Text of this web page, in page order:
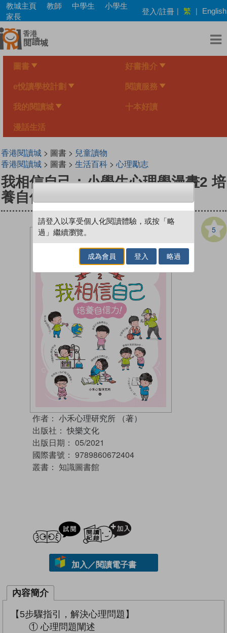
Skip
main
content
教城主頁 教師 中學生
小學生
家長
登入/註冊 | 繁 | English
圖書 好書推介
e悅讀學校計劃 閱讀服務
我的閱讀城 十本好讀
漫話生活
香港閱讀城> 圖書 > 兒童讀物
香港閱讀城> 圖書 > 生活百科> 心理勵志
我相信自己：小學生心理學漫畫2 培
養自信力！
5
作者： 小禾心理研究所 （著）
出版社： 快樂文化
出版日期： 05/2021
國際書號： 9789860672404
叢書： 知識圖書館
試閲
加入／閱讀電子書
內容簡介
【5步驟指引，解決心理問題】
① 心理問題闡述
請登入以享受個人化閱讀體驗，或按「略
過」繼續瀏覽。
成為會員 登入 略過